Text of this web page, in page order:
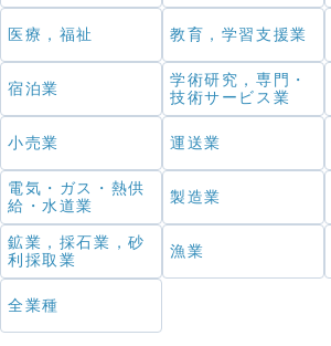
医療，福祉 教育，学習支援業
宿泊業
学術研究，専門・
技術サービス業
小売業 運送業
電気・ガス・熱供
給・水道業
製造業
鉱業，採石業，砂
利採取業
漁業
全業種